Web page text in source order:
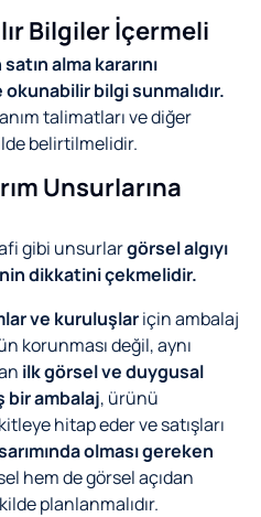
Bilgiler İçermeli
alma kararını
bilgi sunmalıdır.
talimatları ve diğer
belirtilmelidir.
Unsurlarına
gibi unsurlargörsel algıyı
dikkatini çekmelidir.
ve kuruluşlariçin ambalaj
korunması değil, aynı
ilk görsel ve duygusal
bir ambalaj, ürünü
hitap eder ve satışları
olması gereken
hem de görsel açıdan
planlanmalıdır.